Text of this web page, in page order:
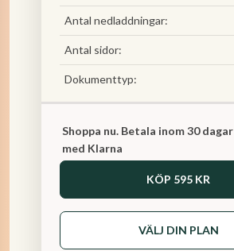
Antal nedladdningar:
Antal sidor:
Dokumenttyp:
Shoppa nu. Betala inom 30 dagar
med Klarna
KÖP 595 KR
VÄLJ DIN PLAN